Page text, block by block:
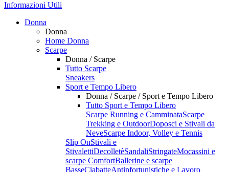
Informazioni Utili
Donna
Donna
Home Donna
Scarpe
Donna / Scarpe
Tutto Scarpe
Sneakers
Sport e Tempo Libero
Donna / Scarpe / Sport e Tempo Libero
Tutto Sport e Tempo Libero
Scarpe Running e CamminataScarpe
Trekking e OutdoorDoposci e Stivali da
NeveScarpe Indoor, Volley e Tennis
Slip OnStivali e
StivalettiDecolletèSandaliStringateMocassini e
scarpe ComfortBallerine e scarpe
BasseCiabatteAntinfortunistiche e Lavoro